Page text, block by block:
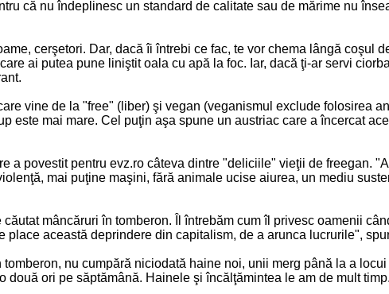
că nu îndeplinesc un standard de calitate sau de mărime nu
cerşetori. Dar, dacă îi întrebi ce fac, te vor chema lângă coşul
ai putea pune liniştit oala cu apă la foc. Iar, dacă ţi-ar servi
vine de la "free" (liber) şi vegan (veganismul exclude folosirea
este mai mare. Cel puţin aşa spune un austriac care a încercat
a povestit pentru evz.ro câteva dintre "deliciile" vieţii de freegan.
mai puţine maşini, fără animale ucise aiurea, un mediu
mâncăruri în tomberon. Îl întrebăm cum îl privesc oamenii
această deprindere din capitalism, de a arunca lucrurile",
nu cumpără niciodată haine noi, unii merg până la a
ori pe săptămână. Hainele şi încălţămintea le am de mult